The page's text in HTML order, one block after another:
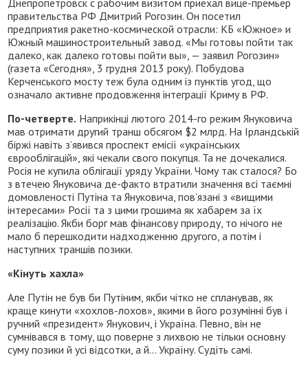
Днепропетровск с рабочим визитом приехал вице-премьер
правительства РФ Дмитрий Рогозин. Он посетил
предприятия ракетно-космической отрасли: КБ «Южное» и
Южный машиностроительный завод. «Мы готовы пойти так
далеко, как далеко готовы пойти вы», — заявил Рогозин»
(газета «Сегодня», 3 грудня 2013 року). Побудова
Керченського мосту теж була одним із пунктів угод, що
означало активне продовження інтеграції Криму в РФ.
По-четверте. Наприкінці лютого 2014-го режим Януковича
мав отримати другий транш обсягом $2 млрд. На Ірландській
біржі навіть з’явився проспект емісії «українських
єврооблігацій», які чекали свого покупця. Та не дочекалися.
Росія не купила облігації уряду України. Чому так сталося? Бо
з втечею Януковича де-факто втратили значення всі таємні
домовленості Путіна та Януковича, пов’язані з «вищими
інтересами» Росії та з цими грошима як хабарем за їх
реалізацію. Якби борг мав фінансову природу, то нічого не
мало б перешкодити надходженню другого, а потім і
наступних траншів позики.
«Кінуть хахла»
Але Путін не був би Путіним, якби чітко не спланував, як
краще кинути «хохлов-лохов», якими в його розумінні був і
ручний «президент» Янукович, і Україна. Певно, він не
сумнівався в тому, що поверне з лихвою не тільки основну
суму позики й усі відсотки, а й… Україну. Судіть самі.